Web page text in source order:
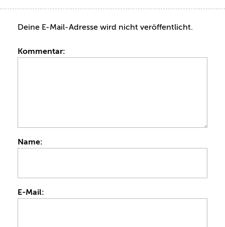
Deine E-Mail-Adresse wird nicht veröffentlicht.
Kommentar:
Name:
E-Mail: